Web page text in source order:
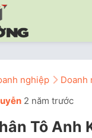
nghiệp
Doanh
2 năm trước
Tô Anh